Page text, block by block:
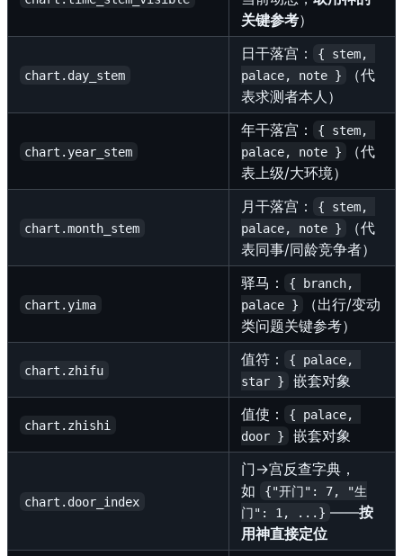
关键参考）
chart.day_stem
日干落宫：
{ stem,
palace, note }
（代
表求测者本人）
chart.year_stem
年干落宫：
{ stem,
palace, note }
（代
表上级/大环境）
chart.month_stem
月干落宫：
{ stem,
palace, note }
（代
表同事/同龄竞争者）
chart.yima
驿马：
{ branch,
palace }
（出行/变动
类问题关键参考）
chart.zhifu
值符：
{ palace,
star }
嵌套对象
chart.zhishi
值使：
{ palace,
door }
嵌套对象
chart.door_index
门→宫反查字典，
如
{"开门": 7, "生
门": 1, ...} ——按
用神直接定位